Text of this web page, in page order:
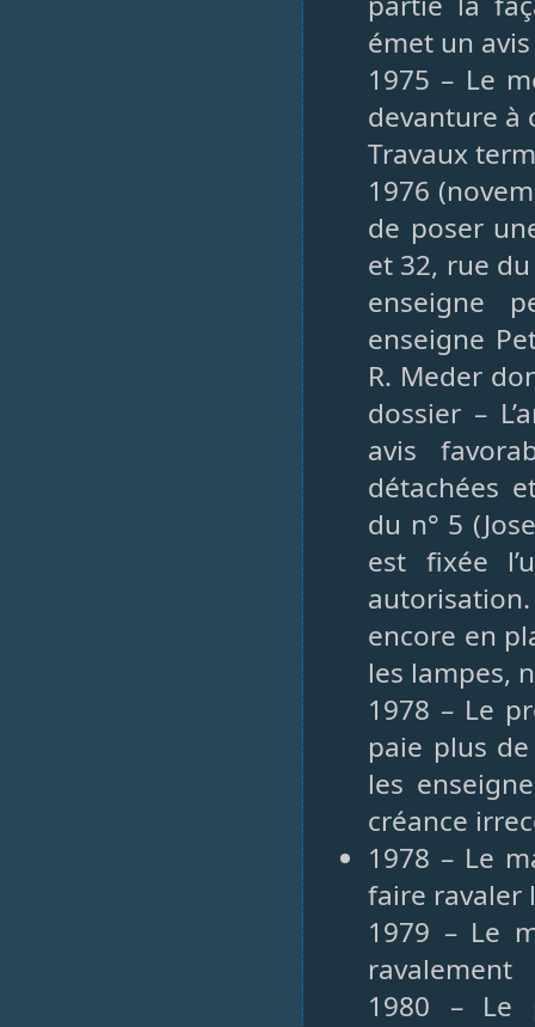
émet un
1975 – Le
devanture à
Travaux
1976
de poser
et 32, rue
enseigne
enseigne
R. Meder
dossier –
avis
détachées
du n° 5
est fixée
encore en
les lampes,
1978 – Le
paie plus
les
créance
1978 – Le
faire ravaler
1979 – Le
ravalement
1980 – Le